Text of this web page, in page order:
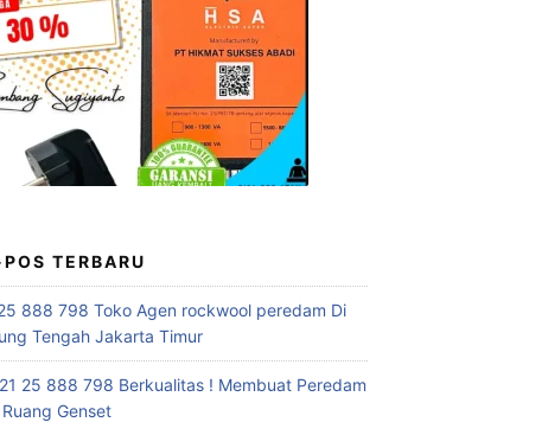
TERBARU
888 798 Toko Agen rockwool peredam Di
Tengah Jakarta Timur
25 888 798 Berkualitas ! Membuat Peredam
Genset